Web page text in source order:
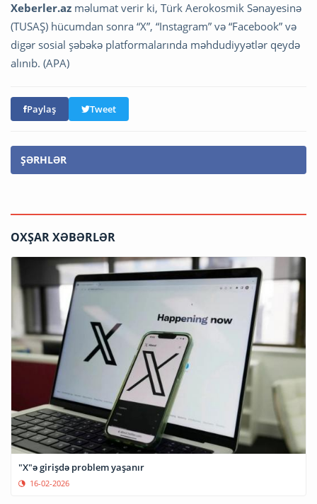
Xeberler.az məlumat verir ki, Türk Aerokosmik Sənayesinə
(TUSAŞ) hücumdan sonra “X”, “Instagram” və “Facebook” və
digər sosial şəbəkə platformalarında məhdudiyyətlər qeydə
alınıb. (APA)
Paylaş Tweet
ŞƏRHLƏR
OXŞAR XƏBƏRLƏR
"X"ə girişdə problem yaşanır
16-02-2026